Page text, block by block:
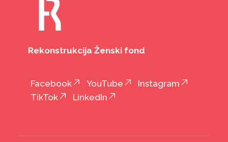
Rekonstrukcija Ženski fond
Facebook YouTube
Instagram
TikTok
LinkedIn